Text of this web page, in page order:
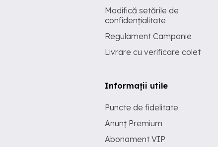
Modifică setările de
confidențialitate
Regulament Campanie
Livrare cu verificare colet
Informații utile
Puncte de fidelitate
Anunț Premium
Abonament VIP